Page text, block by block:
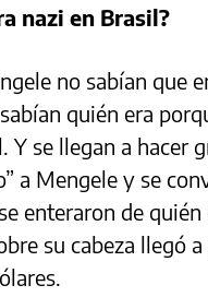
nazi en Brasil?
no sabían que
quién era
Y se llegan a hacer
a Mengele y se
enteraron de
su cabeza llegó